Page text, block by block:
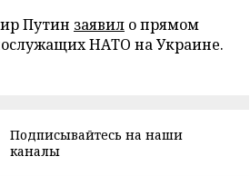
Путин заявил о прямом
НАТО на Украине.
Подписывайтесь на наши
каналы